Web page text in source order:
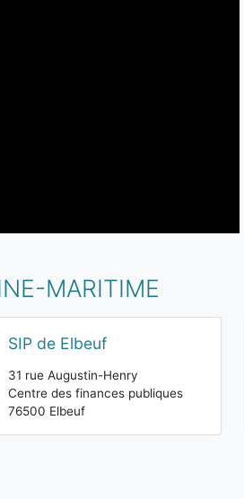
MARITIME
SIP de Elbeuf
31 rue Augustin-Henry
Centre des finances publiques
76500 Elbeuf